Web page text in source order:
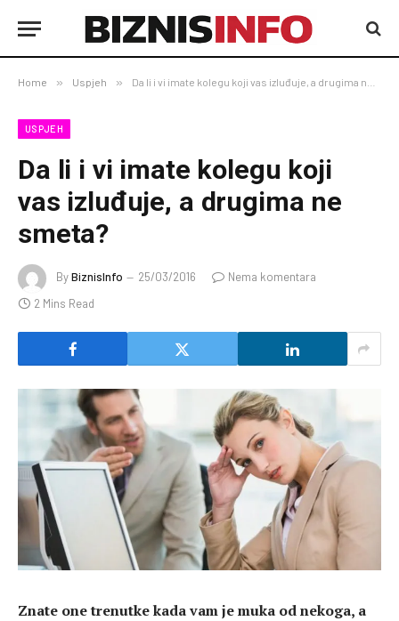
Home » Uspjeh » Da li i vi imate kolegu koji vas izluđuje, a drugima ne smeta?
USPJEH
Da li i vi imate kolegu koji
vas izluđuje, a drugima ne
smeta?
ByBiznisInfo 25/03/2016
Nema komentara
2 Mins Read
Znate one trenutke kada vam je muka od nekoga, a